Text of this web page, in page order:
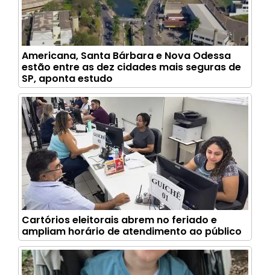
Americana, Santa Bárbara e Nova Odessa
estão entre as dez cidades mais seguras de
SP, aponta estudo
Cartórios eleitorais abrem no feriado e
ampliam horário de atendimento ao público